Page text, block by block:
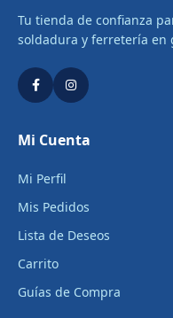
Tu tienda de confianza
soldadura y ferretería en
Mi Cuenta
Mi Perfil
Mis Pedidos
Lista de Deseos
Carrito
Guías de Compra